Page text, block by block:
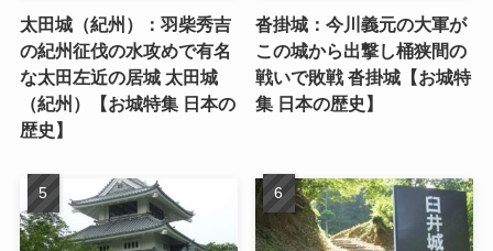
太田城（紀州）：羽柴秀吉
の紀州征伐の水攻めで有名
な太田左近の居城 太田城
（紀州）【お城特集 日本の
歴史】
沓掛城：今川義元の大軍が
この城から出撃し桶狭間の
戦いで敗戦 沓掛城【お城特
集 日本の歴史】